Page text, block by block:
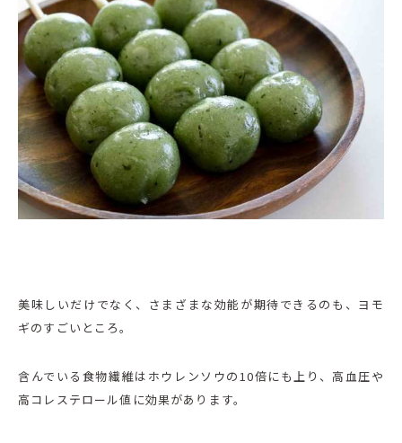
美味しいだけでなく、さまざまな効能が期待できるのも、ヨモ
ギのすごいところ。
含んでいる食物繊維はホウレンソウの10倍にも上り、高血圧や
高コレステロール値に効果があります。